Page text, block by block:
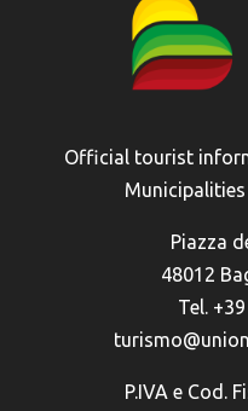
Official tourist
Piazza
48012
Tel.
P.IVA e Cod.